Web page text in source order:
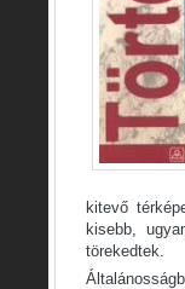
kitevő
kisebb,
törekedtek.